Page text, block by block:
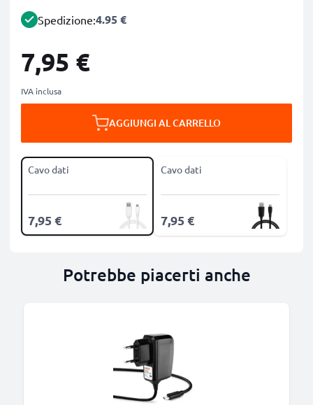
Spedizione:4.95 €
7,95 €
IVA inclusa
AGGIUNGI AL CARRELLO
Cavo dati
7,95 €
Cavo dati
7,95 €
Potrebbe piacerti anche